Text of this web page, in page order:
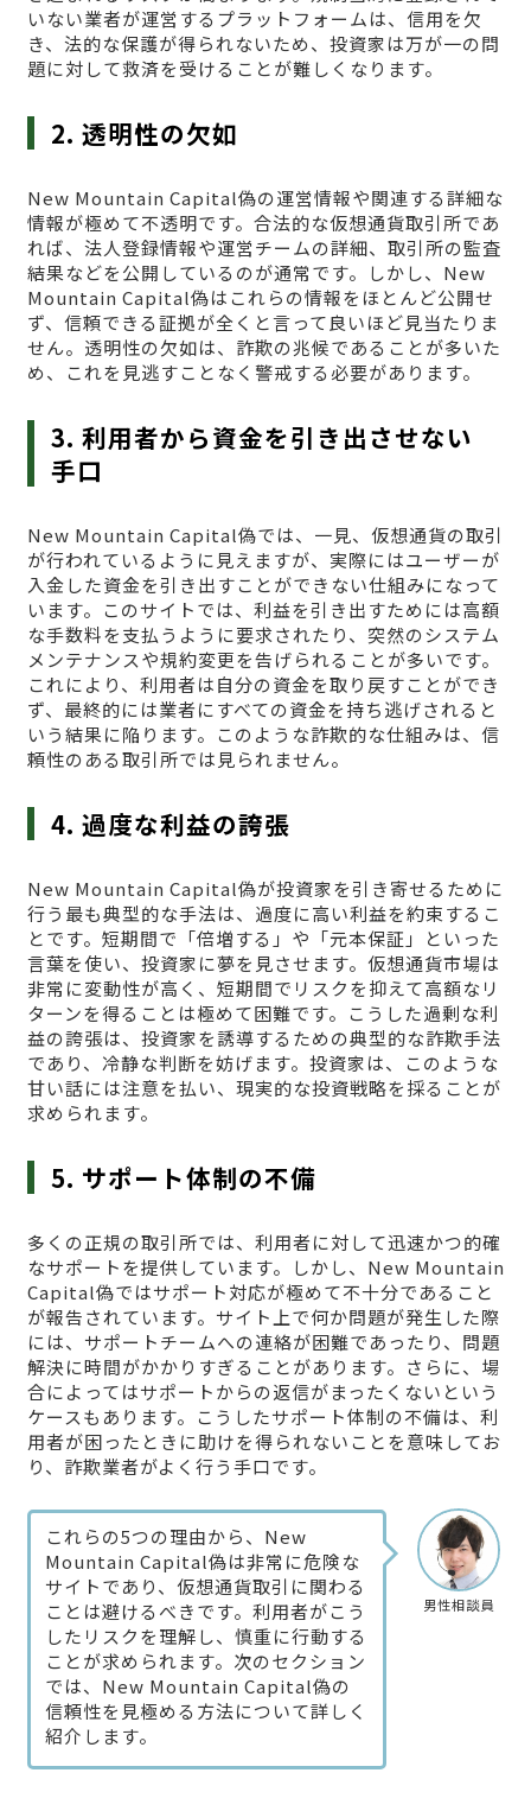
いない業者が運営するプラットフォームは、信用を欠
き、法的な保護が得られないため、投資家は万が一の問
題に対して救済を受けることが難しくなります。
2. 透明性の欠如
New Mountain Capital偽の運営情報や関連する詳細な
情報が極めて不透明です。合法的な仮想通貨取引所であ
れば、法人登録情報や運営チームの詳細、取引所の監査
結果などを公開しているのが通常です。しかし、New
Mountain Capital偽はこれらの情報をほとんど公開せ
ず、信頼できる証拠が全くと言って良いほど見当たりま
せん。透明性の欠如は、詐欺の兆候であることが多いた
め、これを見逃すことなく警戒する必要があります。
3. 利用者から資金を引き出させない
手口
New Mountain Capital偽では、一見、仮想通貨の取引
が行われているように見えますが、実際にはユーザーが
入金した資金を引き出すことができない仕組みになって
います。このサイトでは、利益を引き出すためには高額
な手数料を支払うように要求されたり、突然のシステム
メンテナンスや規約変更を告げられることが多いです。
これにより、利用者は自分の資金を取り戻すことができ
ず、最終的には業者にすべての資金を持ち逃げされると
いう結果に陥ります。このような詐欺的な仕組みは、信
頼性のある取引所では見られません。
4. 過度な利益の誇張
New Mountain Capital偽が投資家を引き寄せるために
行う最も典型的な手法は、過度に高い利益を約束するこ
とです。短期間で「倍増する」や「元本保証」といった
言葉を使い、投資家に夢を見させます。仮想通貨市場は
非常に変動性が高く、短期間でリスクを抑えて高額なリ
ターンを得ることは極めて困難です。こうした過剰な利
益の誇張は、投資家を誘導するための典型的な詐欺手法
であり、冷静な判断を妨げます。投資家は、このような
甘い話には注意を払い、現実的な投資戦略を採ることが
求められます。
5. サポート体制の不備
多くの正規の取引所では、利用者に対して迅速かつ的確
なサポートを提供しています。しかし、New Mountain
Capital偽ではサポート対応が極めて不十分であること
が報告されています。サイト上で何か問題が発生した際
には、サポートチームへの連絡が困難であったり、問題
解決に時間がかかりすぎることがあります。さらに、場
合によってはサポートからの返信がまったくないという
ケースもあります。こうしたサポート体制の不備は、利
用者が困ったときに助けを得られないことを意味してお
り、詐欺業者がよく行う手口です。
男性相談員
これらの5つの理由から、New
Mountain Capital偽は非常に危険な
サイトであり、仮想通貨取引に関わる
ことは避けるべきです。利用者がこう
したリスクを理解し、慎重に行動する
ことが求められます。次のセクション
では、New Mountain Capital偽の
信頼性を見極める方法について詳しく
紹介します。